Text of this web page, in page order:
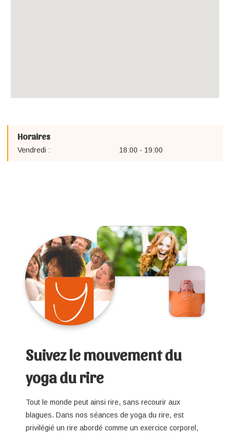
Horaires
Vendredi : 18:00 - 19:00
Suivez le mouvement du
yoga du rire
Tout le monde peut ainsi rire, sans recourir aux
blagues. Dans nos séances de yoga du rire, est
privilégié un rire abordé comme un exercice corporel,